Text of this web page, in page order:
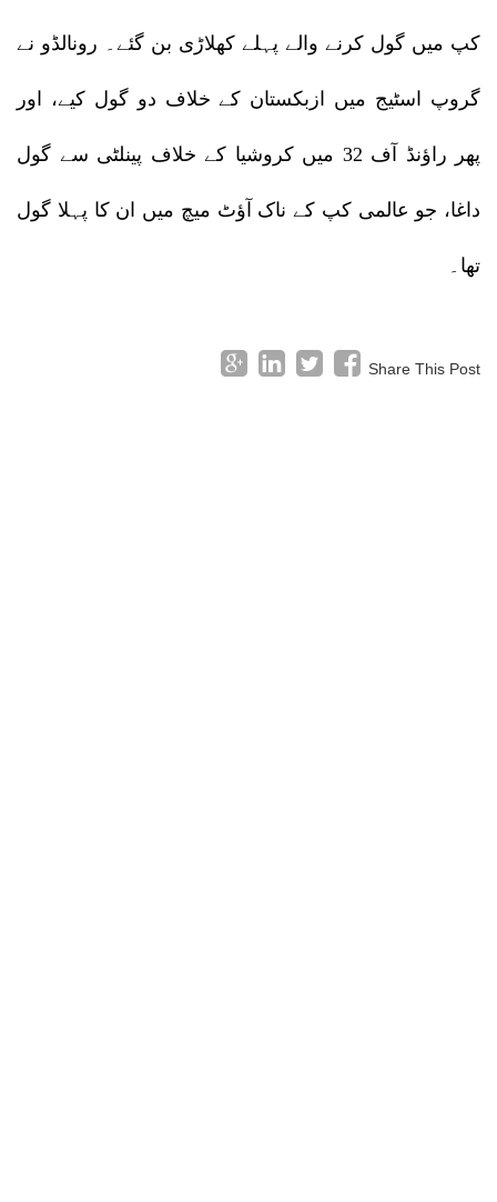
کپ میں گول کرنے والے پہلے کھلاڑی بن گئے۔ رونالڈو نے
گروپ اسٹیج میں ازبکستان کے خلاف دو گول کیے، اور
پھر راؤنڈ آف 32 میں کروشیا کے خلاف پینلٹی سے گول
داغا، جو عالمی کپ کے ناک آؤٹ میچ میں ان کا پہلا گول
تھا۔
Share This Post